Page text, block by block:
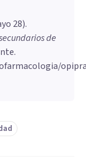
28).
de